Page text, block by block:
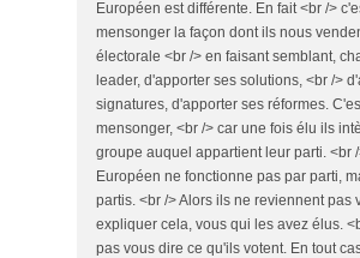
Européen est différente. En fait <br />
mensonger la façon dont ils nous
électorale <br /> en faisant semblant,
leader, d'apporter ses solutions, <br />
signatures, d'apporter ses réformes.
mensonger, <br /> car une fois élu ils
groupe auquel appartient leur parti. <br
Européen ne fonctionne pas par parti,
partis. <br /> Alors ils ne reviennent pas
expliquer cela, vous qui les avez élus.
pas vous dire ce qu'ils votent. En tout